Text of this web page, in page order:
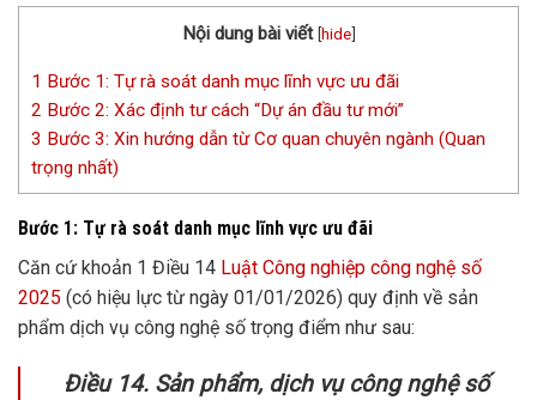
Nội dung bài viết [hide]
1 Bước 1: Tự rà soát danh mục lĩnh vực ưu đãi
2 Bước 2: Xác định tư cách “Dự án đầu tư mới”
3 Bước 3: Xin hướng dẫn từ Cơ quan chuyên ngành (Quan
trọng nhất)
Bước 1: Tự rà soát danh mục lĩnh vực ưu đãi
Căn cứ khoản 1 Điều 14 Luật Công nghiệp công nghệ số
2025 (có hiệu lực từ ngày 01/01/2026) quy định về sản
phẩm dịch vụ công nghệ số trọng điểm như sau:
Điều 14. Sản phẩm, dịch vụ công nghệ số